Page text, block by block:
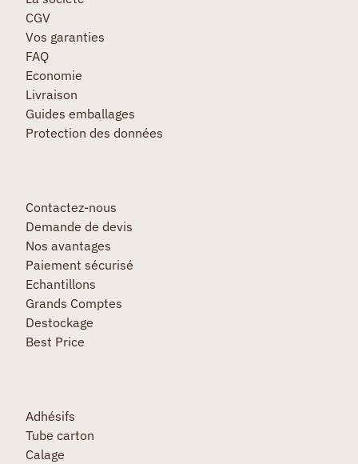
CGV
Vos garanties
FAQ
Economie
Livraison
Guides emballages
Protection des données
Contactez-nous
Demande de devis
Nos avantages
Paiement sécurisé
Echantillons
Grands Comptes
Destockage
Best Price
Adhésifs
Tube carton
Calage